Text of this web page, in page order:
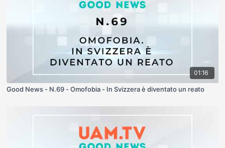
01:16
Good News - N.69 - Omofobia - In Svizzera è diventato un reato